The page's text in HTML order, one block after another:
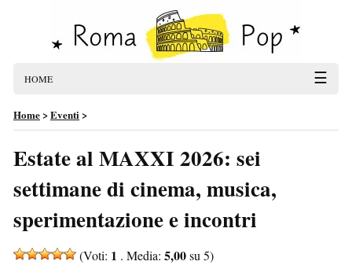
HOME ☰
Home>Eventi>
Estate al MAXXI 2026: sei
settimane di cinema, musica,
sperimentazione e incontri
(Voti: 1 . Media: 5,00su 5)